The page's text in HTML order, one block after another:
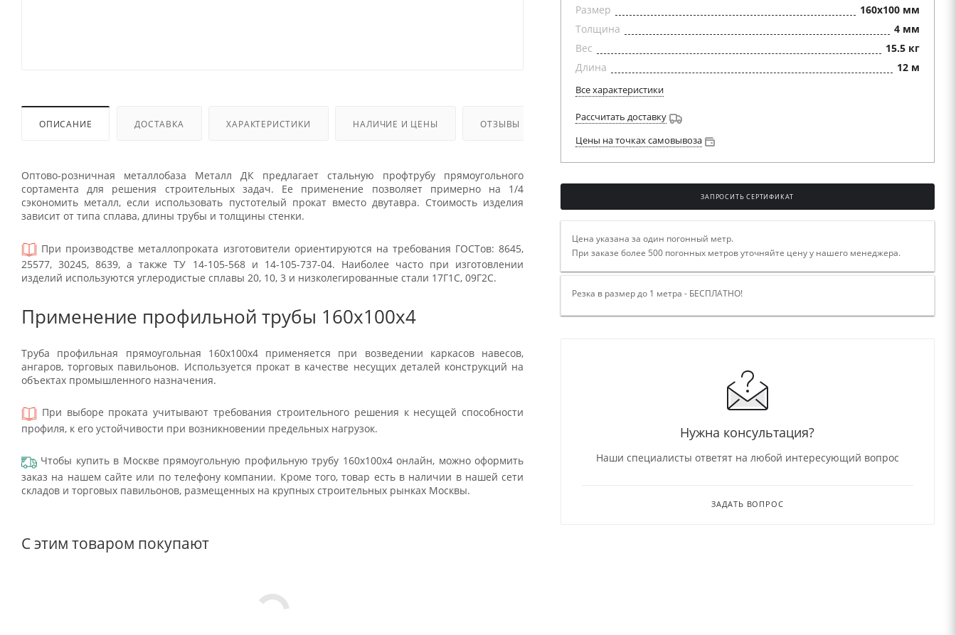
ОПИСАНИЕ ДОСТАВКА ХАРАКТЕРИСТИКИ НАЛИЧИЕ И ЦЕНЫ ОТЗЫВЫ
Оптово-розничная металлобаза Металл ДК предлагает стальную профтрубу прямоугольного
сортамента для решения строительных задач. Ее применение позволяет примерно на 1/4
сэкономить металл, если использовать пустотелый прокат вместо двутавра. Стоимость изделия
зависит от типа сплава, длины трубы и толщины стенки.
При производстве металлопроката изготовители ориентируются на требования ГОСТов: 8645,
25577, 30245, 8639, а также ТУ 14-105-568 и 14-105-737-04. Наиболее часто при изготовлении
изделий используются углеродистые сплавы 20, 10, 3 и низколегированные стали 17Г1С, 09Г2С.
Применение профильной трубы 160х100х4
Труба профильная прямоугольная 160х100х4 применяется при возведении каркасов навесов,
ангаров, торговых павильонов. Используется прокат в качестве несущих деталей конструкций на
объектах промышленного назначения.
При выборе проката учитывают требования строительного решения к несущей способности
профиля, к его устойчивости при возникновении предельных нагрузок.
Чтобы купить в Москве прямоугольную профильную трубу 160х100х4 онлайн, можно оформить
заказ на нашем сайте или по телефону компании. Кроме того, товар есть в наличии в нашей сети
складов и торговых павильонов, размещенных на крупных строительных рынках Москвы.
С этим товаром покупают
Размер
160х100 мм
Толщина
4 мм
Вес
15.5 кг
Длина
12 м
Все характеристики
Рассчитать доставку
Цены на точках самовывоза
ЗАПРОСИТЬ СЕРТИФИКАТ
Цена указана за один погонный метр.
При заказе более 500 погонных метров уточняйте цену у нашего менеджера.
Резка в размер до 1 метра - БЕСПЛАТНО!
Нужна консультация?
Наши специалисты ответят на любой интересующий вопрос
ЗАДАТЬ ВОПРОС